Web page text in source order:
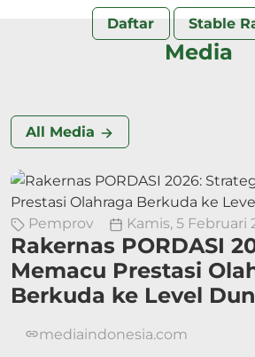
Daftar Stable
Media
All Media
Pemprov Kamis, 5 Februari
Rakernas PORDASI
Memacu Prestasi
Berkuda ke Level
mediaindonesia.com